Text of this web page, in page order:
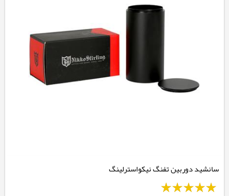
سانشید دوربین تفنگ نیکواسترلینگ